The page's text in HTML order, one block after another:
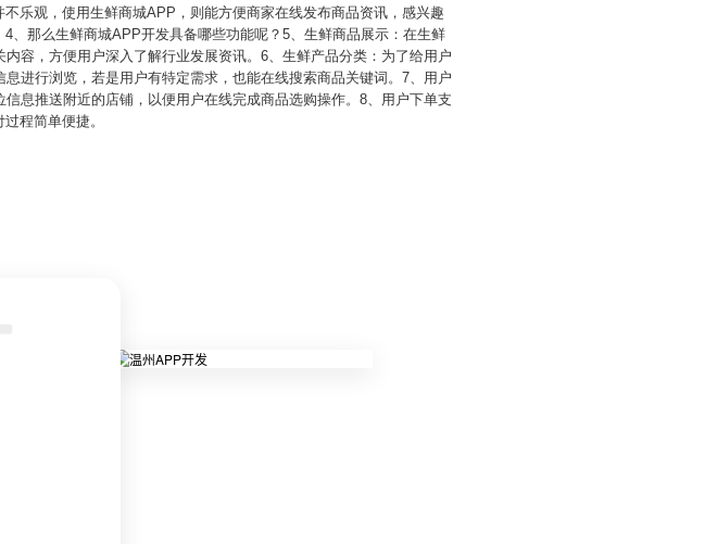
乐观，使用生鲜商城APP，则能方便商家在线发布商品资讯，感兴趣
、那么生鲜商城APP开发具备哪些功能呢？5、生鲜商品展示：在生鲜
容，方便用户深入了解行业发展资讯。6、生鲜产品分类：为了给用户
进行浏览，若是用户有特定需求，也能在线搜索商品关键词。7、用户
息推送附近的店铺，以便用户在线完成商品选购操作。8、用户下单支
程简单便捷。